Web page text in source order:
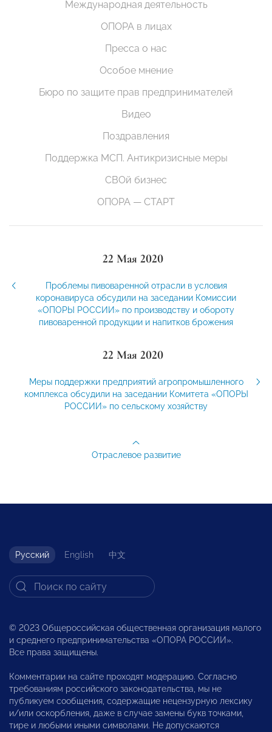
Международная деятельность
ОПОРА в лицах
Пресса о нас
Особое мнение
Бюро по защите прав предпринимателей
Видео
Поздравления
Поддержка МСП. Антикризисные меры
СВОй бизнес
ОПОРА — СТАРТ
22 Мая 2020
Проблемы пивоваренной отрасли в условия
коронавируса обсудили на заседании Комиссии
«ОПОРЫ РОССИИ» по производству и обороту
пивоваренной продукции и напитков брожения
22 Мая 2020
Меры поддержки предприятий агропромышленного
комплекса обсудили на заседании Комитета «ОПОРЫ
РОССИИ» по сельскому хозяйству
Отраслевое развитие
Русский English 中文
© 2023 Общероссийская общественная организация малого
и среднего предпринимательства «ОПОРА РОССИИ».
Все права защищены.
Комментарии на сайте проходят модерацию. Согласно
требованиям российского законодательства, мы не
публикуем сообщения, содержащие нецензурную лексику
и/или оскорбления, даже в случае замены букв точками,
тире и любыми иными символами. Не допускаются